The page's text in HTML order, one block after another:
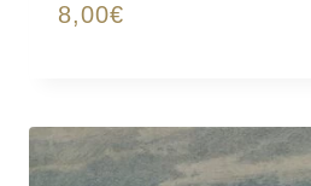
8,00€